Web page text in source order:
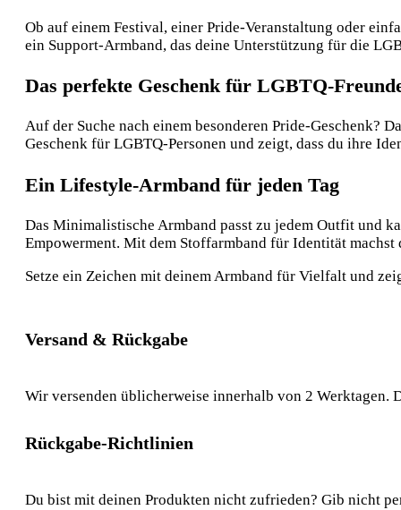
Ob auf einem Festival, einer Pride-Veranstaltung oder
ein Support-Armband, das deine Unterstützung für die
Das perfekte Geschenk für LGBTQ-
Auf der Suche nach einem besonderen Pride-Geschenk?
Geschenk für LGBTQ-Personen und zeigt, dass du ihre
Ein Lifestyle-Armband für jeden Tag
Das Minimalistische Armband passt zu jedem Outfit und
Empowerment. Mit dem Stoffarmband für Identität
Setze ein Zeichen mit deinem Armband für Vielfalt und
Versand & Rückgabe
Wir versenden üblicherweise innerhalb von 2 Werktagen.
Rückgabe-Richtlinien
Du bist mit deinen Produkten nicht zufrieden? Gib nicht